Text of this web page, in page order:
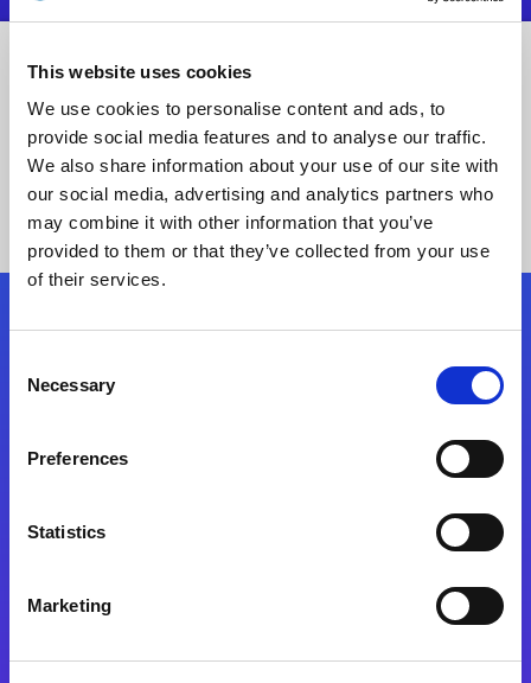
This website uses cookies
We use cookies to personalise content and ads, to
provide social media features and to analyse our traffic.
We also share information about your use of our site with
our social media, advertising and analytics partners who
may combine it with other information that you’ve
provided to them or that they’ve collected from your use
of their services.
Selection
Necessary
Preferences
Statistics
Marketing
Kövessen minket!